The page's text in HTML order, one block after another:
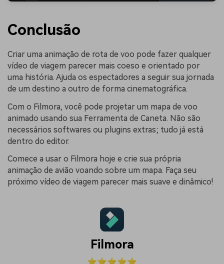
Conclusão
Criar uma animação de rota de voo pode fazer qualquer
vídeo de viagem parecer mais coeso e orientado por
uma história. Ajuda os espectadores a seguir sua jornada
de um destino a outro de forma cinematográfica.
Com o Filmora, você pode projetar um mapa de voo
animado usando sua Ferramenta de Caneta. Não são
necessários softwares ou plugins extras; tudo já está
dentro do editor.
Comece a usar o Filmora hoje e crie sua própria
animação de avião voando sobre um mapa. Faça seu
próximo vídeo de viagem parecer mais suave e dinâmico!
Filmora
⭐⭐⭐⭐⭐